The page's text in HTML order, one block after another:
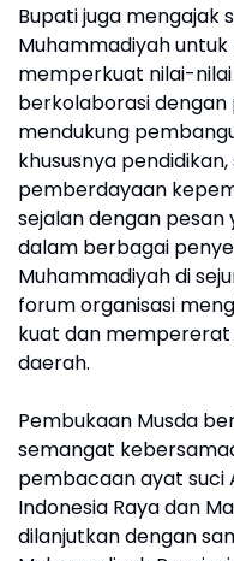
Bupati juga mengajak
Muhammadiyah
memperkuat nilai-
berkolaborasi
mendukung
khususnya
pemberdayaan
sejalan dengan pesan
dalam berbagai
Muhammadiyah di
forum organisasi
kuat dan
daerah.
Pembukaan Musda
semangat
pembacaan ayat suci
Indonesia Raya dan
dilanjutkan dengan